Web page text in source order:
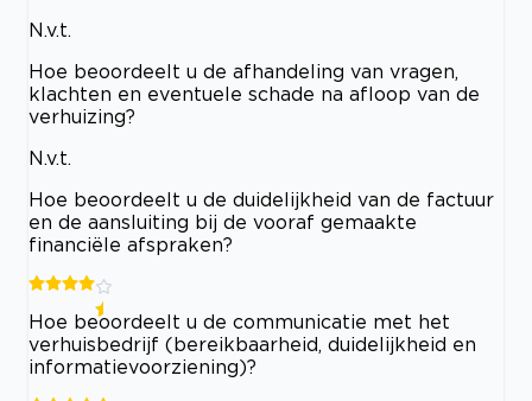
N.v.t.
Hoe beoordeelt u de afhandeling van vragen,
klachten en eventuele schade na afloop van de
verhuizing?
N.v.t.
Hoe beoordeelt u de duidelijkheid van de factuur
en de aansluiting bij de vooraf gemaakte
financiële afspraken?
Hoe beoordeelt u de communicatie met het
verhuisbedrijf (bereikbaarheid, duidelijkheid en
informatievoorziening)?